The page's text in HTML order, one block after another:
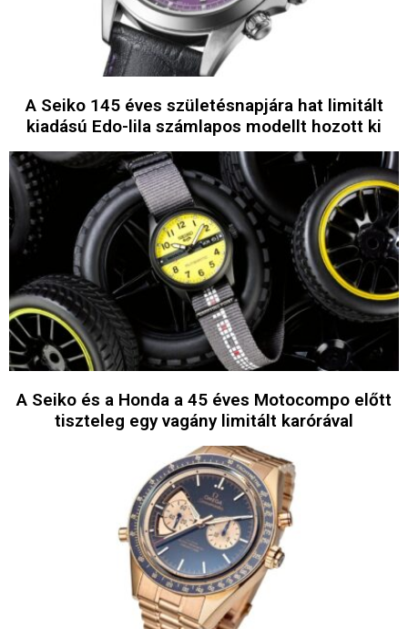
A Seiko 145 éves születésnapjára hat limitált
kiadású Edo-lila számlapos modellt hozott ki
A Seiko és a Honda a 45 éves Motocompo előtt
tiszteleg egy vagány limitált karórával